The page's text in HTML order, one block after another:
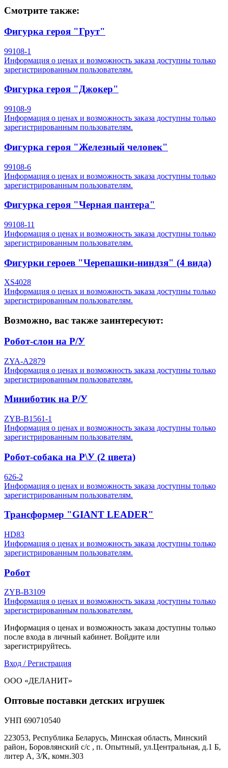
Смотрите также:
Фигурка героя "Грут"
99108-1
Информация о ценах и возможность заказа доступны только
зарегистрированным пользователям.
Фигурка героя "Джокер"
99108-9
Информация о ценах и возможность заказа доступны только
зарегистрированным пользователям.
Фигурка героя "Железный человек"
99108-6
Информация о ценах и возможность заказа доступны только
зарегистрированным пользователям.
Фигурка героя "Черная пантера"
99108-11
Информация о ценах и возможность заказа доступны только
зарегистрированным пользователям.
Фигурки героев "Черепашки-ниндзя" (4 вида)
XS4028
Информация о ценах и возможность заказа доступны только
зарегистрированным пользователям.
Возможно, вас также заинтересуют:
Робот-слон на Р/У
ZYA-A2879
Информация о ценах и возможность заказа доступны только
зарегистрированным пользователям.
Миниботик на Р/У
ZYB-B1561-1
Информация о ценах и возможность заказа доступны только
зарегистрированным пользователям.
Робот-собака на Р\У (2 цвета)
626-2
Информация о ценах и возможность заказа доступны только
зарегистрированным пользователям.
Трансформер "GIANT LEADER"
HD83
Информация о ценах и возможность заказа доступны только
зарегистрированным пользователям.
Робот
ZYB-B3109
Информация о ценах и возможность заказа доступны только
зарегистрированным пользователям.
Информация о ценах и возможность заказа доступны только
после входа в личный кабинет. Войдите или
зарегистрируйтесь.
Вход / Регистрация
ООО «ДЕЛАНИТ»
Оптовые поставки детских игрушек
УНП 690710540
223053, Республика Беларусь, Минская область, Минский
район, Боровлянский с/с , п. Опытный, ул.Центральная, д.1 Б,
литер А, 3/К, комн.303